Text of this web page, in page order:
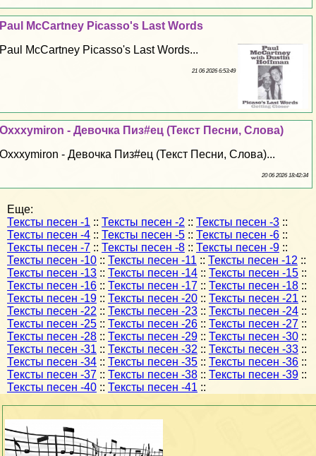
Paul McCartney Picasso's Last Words
Paul McCartney Picasso's Last Words...
21 06 2026 6:53:49
Oxxxymiron - Дeвoчка Пиз#ец (Текст Песни, Слова)
Oxxxymiron - Дeвoчка Пиз#ец (Текст Песни, Слова)...
20 06 2026 18:42:34
Еще:
Тексты песен -1 :: Тексты песен -2 :: Тексты песен -3 ::
Тексты песен -4 :: Тексты песен -5 :: Тексты песен -6 ::
Тексты песен -7 :: Тексты песен -8 :: Тексты песен -9 ::
Тексты песен -10 :: Тексты песен -11 :: Тексты песен -12 ::
Тексты песен -13 :: Тексты песен -14 :: Тексты песен -15 ::
Тексты песен -16 :: Тексты песен -17 :: Тексты песен -18 ::
Тексты песен -19 :: Тексты песен -20 :: Тексты песен -21 ::
Тексты песен -22 :: Тексты песен -23 :: Тексты песен -24 ::
Тексты песен -25 :: Тексты песен -26 :: Тексты песен -27 ::
Тексты песен -28 :: Тексты песен -29 :: Тексты песен -30 ::
Тексты песен -31 :: Тексты песен -32 :: Тексты песен -33 ::
Тексты песен -34 :: Тексты песен -35 :: Тексты песен -36 ::
Тексты песен -37 :: Тексты песен -38 :: Тексты песен -39 ::
Тексты песен -40 :: Тексты песен -41 ::